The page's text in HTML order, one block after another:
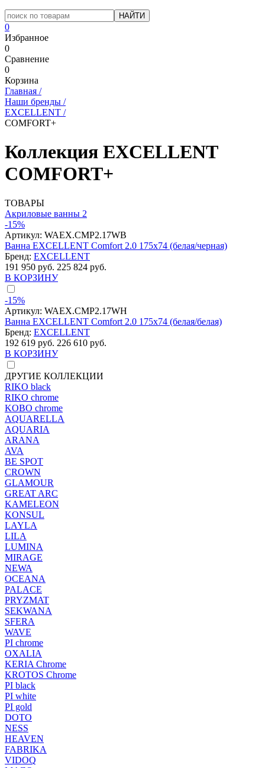
0
Избранное
0
Сравнение
0
Корзина
Главная /
Наши бренды /
EXCELLENT /
COMFORT+
Коллекция EXCELLENT
COMFORT+
ТОВАРЫ
Акриловые ванны 2
-15%
Артикул: WAEX.CMP2.17WB
Ванна EXCELLENT Comfort 2.0 175x74 (белая/черная)
Бренд: EXCELLENT
191 950 руб. 225 824 руб.
В КОРЗИНУ
-15%
Артикул: WAEX.CMP2.17WH
Ванна EXCELLENT Comfort 2.0 175x74 (белая/белая)
Бренд: EXCELLENT
192 619 руб. 226 610 руб.
В КОРЗИНУ
ДРУГИЕ КОЛЛЕКЦИИ
RIKO black
RIKO chrome
KOBO chrome
AQUARELLA
AQUARIA
ARANA
AVA
BE SPOT
CROWN
GLAMOUR
GREAT ARC
KAMELEON
KONSUL
LAYLA
LILA
LUMINA
MIRAGE
NEWA
OCEANA
PALACE
PRYZMAT
SEKWANA
SFERA
WAVE
PI chrome
OXALIA
KERIA Chrome
KROTOS Chrome
PI black
PI white
PI gold
DOTO
NESS
HEAVEN
FABRIKA
VIDOQ